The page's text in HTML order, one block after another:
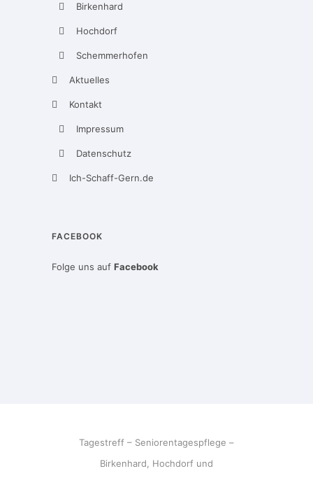
Birkenhard
Hochdorf
Schemmerhofen
Aktuelles
Kontakt
Impressum
Datenschutz
Ich-Schaff-Gern.de
FACEBOOK
Folge uns auf Facebook
Tagestreff – Seniorentagespflege –
Birkenhard, Hochdorf und